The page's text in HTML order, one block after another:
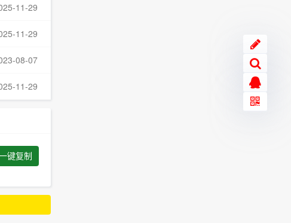
11-29
11-29
08-07
11-29
键复制